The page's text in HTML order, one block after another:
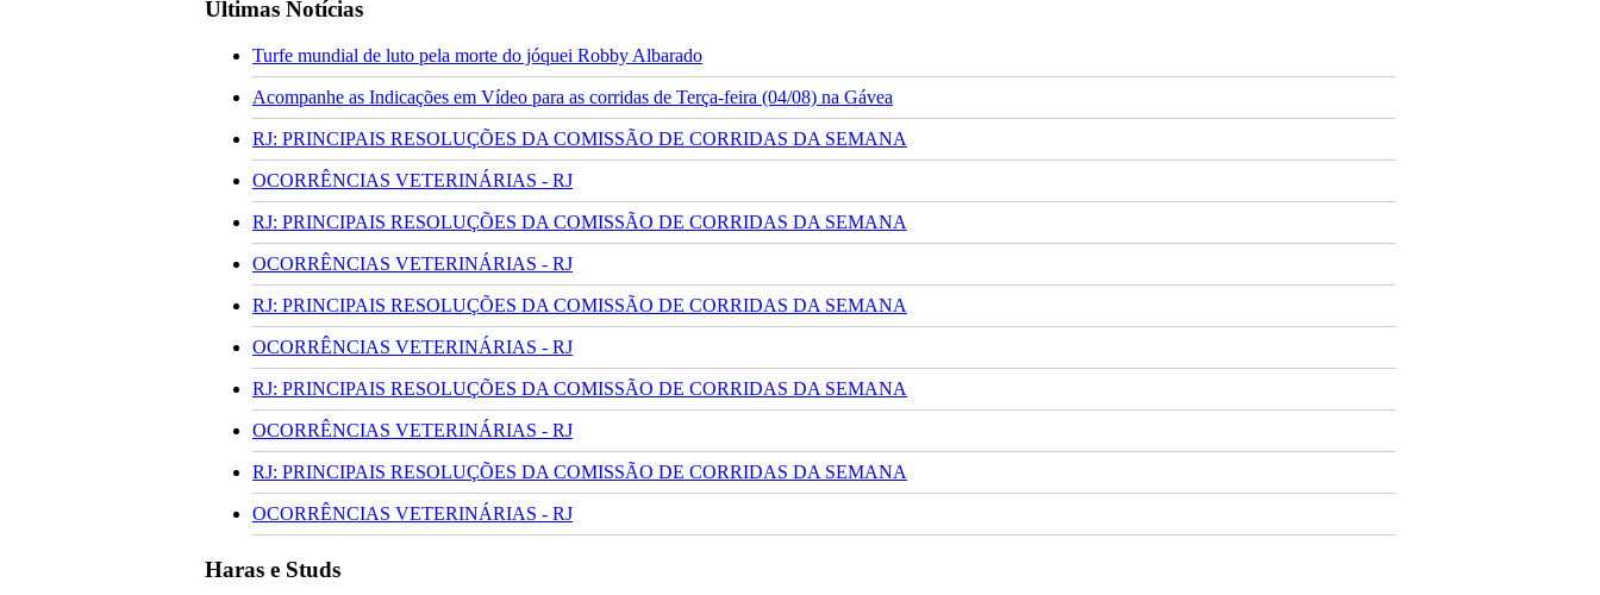
Últimas Notícias
Turfe mundial de luto pela morte do jóquei Robby Albarado
Acompanhe as Indicações em Vídeo para as corridas de Terça-feira (04/08) na Gávea
RJ: PRINCIPAIS RESOLUÇÕES DA COMISSÃO DE CORRIDAS DA SEMANA
OCORRÊNCIAS VETERINÁRIAS - RJ
RJ: PRINCIPAIS RESOLUÇÕES DA COMISSÃO DE CORRIDAS DA SEMANA
OCORRÊNCIAS VETERINÁRIAS - RJ
RJ: PRINCIPAIS RESOLUÇÕES DA COMISSÃO DE CORRIDAS DA SEMANA
OCORRÊNCIAS VETERINÁRIAS - RJ
RJ: PRINCIPAIS RESOLUÇÕES DA COMISSÃO DE CORRIDAS DA SEMANA
OCORRÊNCIAS VETERINÁRIAS - RJ
RJ: PRINCIPAIS RESOLUÇÕES DA COMISSÃO DE CORRIDAS DA SEMANA
OCORRÊNCIAS VETERINÁRIAS - RJ
Haras e Studs